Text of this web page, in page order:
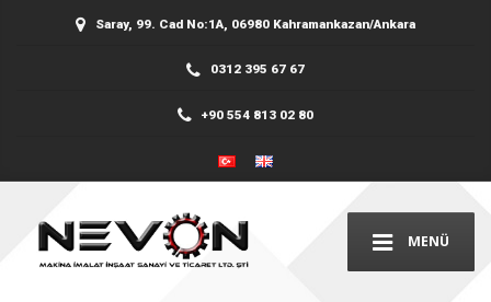
Saray, 99. Cad No:1A, 06980 Kahramankazan/Ankara
0312 395 67 67
+90 554 813 02 80
MENÜ